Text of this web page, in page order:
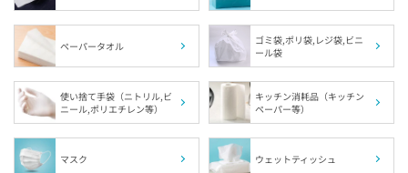
茨城県の指定袋から探す
埼玉県の指定袋から探す
千葉県の指定袋から探す
ペーパータオル
ゴミ袋,ポリ袋,レジ袋,ビニ
ール袋
使い捨て手袋（ニトリル,ビ
ニール,ポリエチレン等）
キッチン消耗品（キッチン
ペーパー等）
マスク ウェットティッシュ